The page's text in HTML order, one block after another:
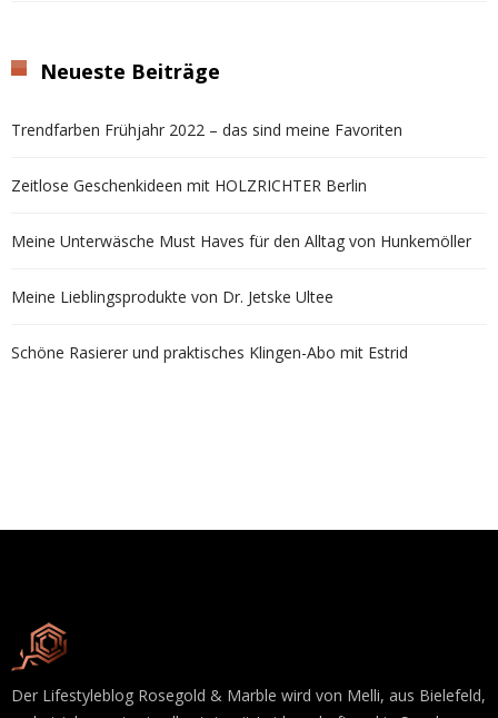
Neueste Beiträge
Trendfarben Frühjahr 2022 – das sind meine Favoriten
Zeitlose Geschenkideen mit HOLZRICHTER Berlin
Meine Unterwäsche Must Haves für den Alltag von Hunkemöller
Meine Lieblingsprodukte von Dr. Jetske Ultee
Schöne Rasierer und praktisches Klingen-Abo mit Estrid
Der Lifestyleblog Rosegold & Marble wird von Melli, aus Bielefeld,